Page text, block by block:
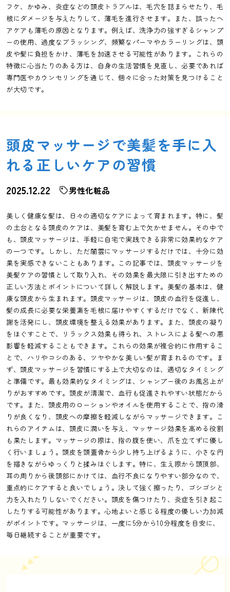
フケ、かゆみ、炎症などの頭皮トラブルは、毛穴を詰まらせたり、毛
根にダメージを与えたりして、薄毛を進行させます。また、誤ったヘ
アケアも薄毛の原因となります。例えば、洗浄力の強すぎるシャンプ
ーの使用、過度なブラッシング、頻繁なパーマやカラーリングは、頭
皮や髪に負担をかけ、薄毛を加速させる可能性があります。これらの
特徴に心当たりのある方は、自身の生活習慣を見直し、必要であれば
専門医やカウンセリングを通じて、個々に合った対策を見つけること
が大切です。
頭皮マッサージで美髪を手に入
れる正しいケアの習慣
2025.12.22 男性化粧品
美しく健康な髪は、日々の適切なケアによって育まれます。特に、髪
の土台となる頭皮のケアは、美髪を育む上で欠かせません。その中で
も、頭皮マッサージは、手軽に自宅で実践できる非常に効果的なケア
の一つです。しかし、ただ闇雲にマッサージするだけでは、十分に効
果を実感できないこともあります。この記事では、頭皮マッサージを
美髪ケアの習慣として取り入れ、その効果を最大限に引き出すための
正しい方法とポイントについて詳しく解説します。美髪の基本は、健
康な頭皮から生まれます。頭皮マッサージは、頭皮の血行を促進し、
髪の成長に必要な栄養素を毛根に届けやすくするだけでなく、新陳代
謝を活発にし、頭皮環境を整える効果があります。また、頭皮の凝り
をほぐすことで、リラックス効果も得られ、ストレスによる髪への悪
影響を軽減することもできます。これらの効果が複合的に作用するこ
とで、ハリやコシのある、ツヤやかな美しい髪が育まれるのです。ま
ず、頭皮マッサージを習慣にする上で大切なのは、適切なタイミング
と準備です。最も効果的なタイミングは、シャンプー後のお風呂上が
りがおすすめです。頭皮が清潔で、血行も促進されやすい状態だから
です。また、頭皮用のローションやオイルを使用することで、指の滑
りが良くなり、頭皮への摩擦を軽減しながらマッサージできます。こ
れらのアイテムは、頭皮に潤いを与え、マッサージ効果を高める役割
も果たします。マッサージの際は、指の腹を使い、爪を立てずに優し
く行いましょう。頭皮を頭蓋骨から少し持ち上げるように、小さな円
を描きながらゆっくりと揉みほぐします。特に、生え際から頭頂部、
耳の周りから後頭部にかけては、血行不良になりやすい部分なので、
重点的にケアすると良いでしょう。決して強く擦ったり、ゴシゴシと
力を入れたりしないでください。頭皮を傷つけたり、炎症を引き起こ
したりする可能性があります。心地よいと感じる程度の優しい力加減
がポイントです。マッサージは、一度に5分から10分程度を目安に、
毎日継続することが重要です。